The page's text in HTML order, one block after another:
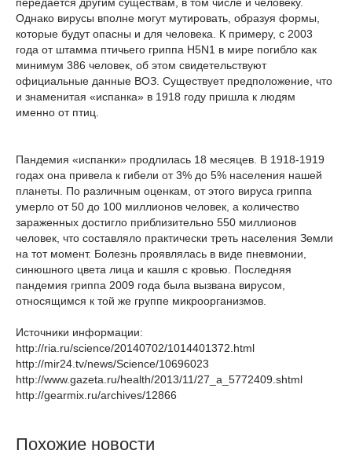
Однако вирусы вполне могут мутировать, образуя формы,
которые будут опасны и для человека. К примеру, с 2003
года от штамма птичьего гриппа H5N1 в мире погибло как
минимум 386 человек, об этом свидетельствуют
официальные данные ВОЗ. Существует предположение, что
и знаменитая «испанка» в 1918 году пришла к людям
именно от птиц.
Пандемия «испанки» продлилась 18 месяцев. В 1918-1919
годах она привела к гибели от 3% до 5% населения нашей
планеты. По различным оценкам, от этого вируса гриппа
умерло от 50 до 100 миллионов человек, а количество
зараженных достигло приблизительно 550 миллионов
человек, что составляло практически треть населения Земли
на тот момент. Болезнь проявлялась в виде пневмонии,
синюшного цвета лица и кашля с кровью. Последняя
пандемия гриппа 2009 года была вызвана вирусом,
относящимся к той же группе микроорганизмов.
Источники информации:
http://ria.ru/science/20140702/1014401372.html
http://mir24.tv/news/Science/10696023
http://www.gazeta.ru/health/2013/11/27_a_5772409.shtml
http://gearmix.ru/archives/12866
Похожие новости